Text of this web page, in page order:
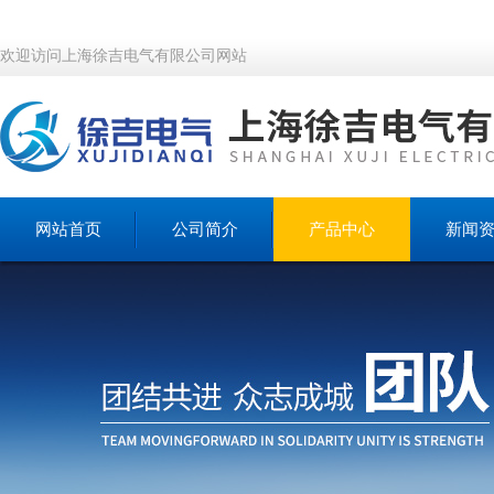
欢迎访问上海徐吉电气有限公司网站
网站首页 公司简介 产品中心 新闻